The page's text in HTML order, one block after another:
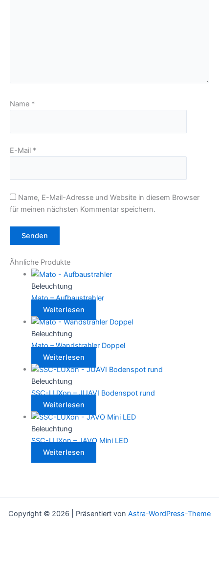
Name *
E-Mail *
Name, E-Mail-Adresse und Website in diesem Browser
für meinen nächsten Kommentar speichern.
Ähnliche Produkte
Beleuchtung
Mato – Aufbaustrahler
Weiterlesen
Beleuchtung
Mato – Wandstrahler Doppel
Weiterlesen
Beleuchtung
SSC-LUXon – JUAVI Bodenspot rund
Weiterlesen
Beleuchtung
SSC-LUXon – JAVO Mini LED
Weiterlesen
Copyright © 2026 | Präsentiert von Astra-WordPress-Theme